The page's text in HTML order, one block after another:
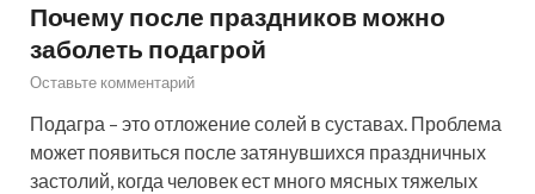
Почему после праздников можно
заболеть подагрой
Оставьте комментарий
Подагра – это отложение солей в суставах. Проблема
может появиться после затянувшихся праздничных
застолий, когда человек ест много мясных тяжелых